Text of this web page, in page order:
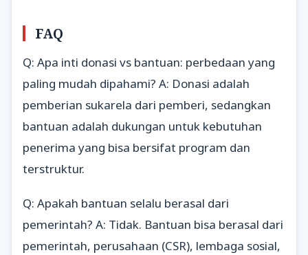
FAQ
Q: Apa inti donasi vs bantuan: perbedaan yang
paling mudah dipahami? A: Donasi adalah
pemberian sukarela dari pemberi, sedangkan
bantuan adalah dukungan untuk kebutuhan
penerima yang bisa bersifat program dan
terstruktur.
Q: Apakah bantuan selalu berasal dari
pemerintah? A: Tidak. Bantuan bisa berasal dari
pemerintah, perusahaan (CSR), lembaga sosial,